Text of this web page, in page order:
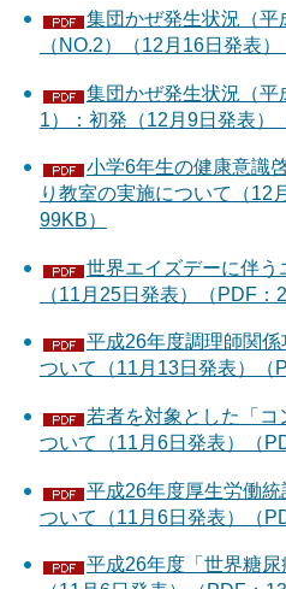
集団かぜ発生状況（平
（NO.2）（12月16日発表
集団かぜ発生状況（平
1）：初発（12月9日発表）
小学6年生の健康意識
り教室の実施について（12
99KB）
世界エイズデーに伴う
（11月25日発表）（PDF：
平成26年度調理師関
ついて（11月13日発表）（
若者を対象とした「
ついて（11月6日発表）（
平成26年度厚生労働
ついて（11月6日発表）（
平成26年度「世界糖